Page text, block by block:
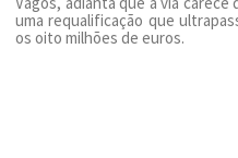
uma requalificação que
os oito milhões de euros.